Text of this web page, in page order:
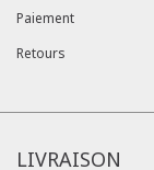
Paiement
Retours
LIVRAISON